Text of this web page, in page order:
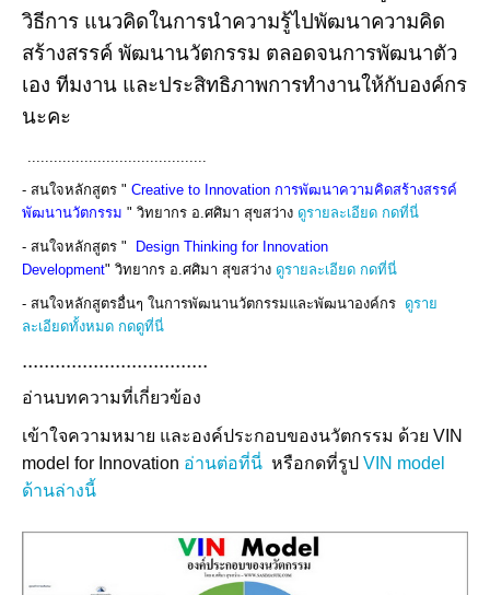
วิธีการ แนวคิดในการนำความรู้ไปพัฒนาความคิด
สร้างสรรค์ พัฒนานวัตกรรม ตลอดจนการพัฒนาตัว
เอง ทีมงาน และประสิทธิภาพการทำงานให้กับองค์กร
นะคะ
.........................................
- สนใจหลักสูตร " Creative to Innovation การพัฒนาความคิดสร้างสรรค์
พัฒนานวัตกรรม " วิทยากร อ.ศศิมา สุขสว่าง ดูรายละเอียด กดที่นี่
- สนใจหลักสูตร "
Design Thinking for Innovation
Development" วิทยากร อ.ศศิมา สุขสว่าง ดูรายละเอียด กดที่นี่
- สนใจหลักสูตรอื่นๆ ในการพัฒนานวัตกรรมและพัฒนาองค์กร ดูราย
ละเอียดทั้งหมด กดดูที่นี่
..................................
อ่านบทความที่เกี่ยวข้อง
เข้าใจความหมาย และองค์ประกอบของนวัตกรรม ด้วย VIN
model for Innovation อ่านต่อที่นี่ หรือกดที่รูป VIN model
ด้านล่างนี้